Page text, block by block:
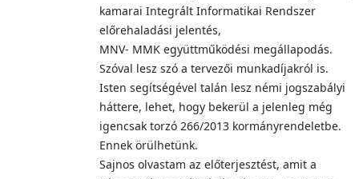
kamarai Integrált Informatikai Rendszer
előrehaladási jelentés,
MNV- MMK együttműködési megállapodás.
Szóval lesz szó a tervezői munkadíjakról is.
Isten segítségével talán lesz némi jogszabályi
háttere, lehet, hogy bekerül a jelenleg még
igencsak torzó 266/2013 kormányrendeletbe.
Ennek örülhetünk.
Sajnos olvastam az előterjesztést, amit a